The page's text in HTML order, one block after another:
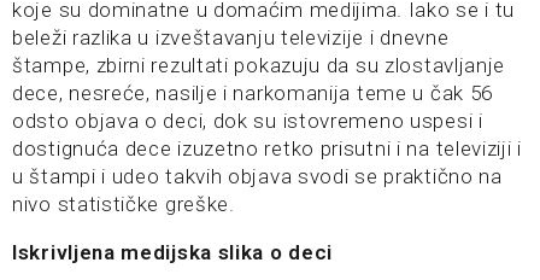
koje su dominatne u domaćim medijima. Iako se i tu
beleži razlika u izveštavanju televizije i dnevne
štampe, zbirni rezultati pokazuju da su zlostavljanje
dece, nesreće, nasilje i narkomanija teme u čak 56
odsto objava o deci, dok su istovremeno uspesi i
dostignuća dece izuzetno retko prisutni i na televiziji i
u štampi i udeo takvih objava svodi se praktično na
nivo statističke greške.
Iskrivljena medijska slika o deci